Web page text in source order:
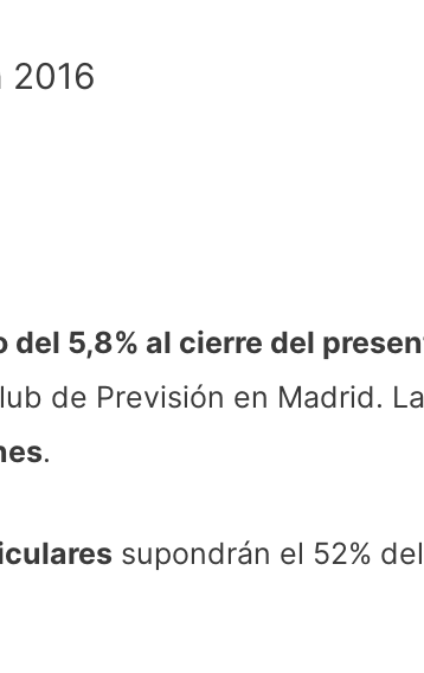
2016
del 5,8% al cierre del
de Previsión en Madrid.
.
supondrán el 52%